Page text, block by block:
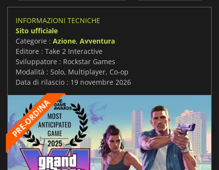
INFORMAZIONI TECNICHE
Sito ufficiale
Categorie : Azione, Avventura
Editore : Take 2 Interactive
Sviluppatore : Rockstar Games
Modalità : Solo, Multiplayer, Co-op
Data di rilascio : 19 novembre 2026